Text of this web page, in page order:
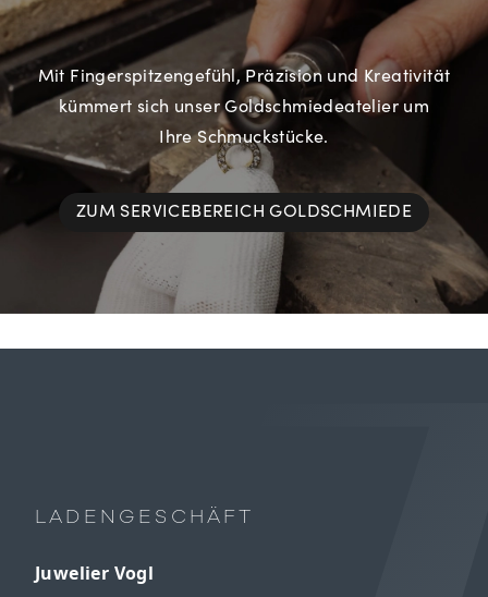
Mit Fingerspitzengefühl, Präzision und Kreativität
kümmert sich unser Goldschmiedeatelier um
Ihre Schmuckstücke.
ZUM SERVICEBEREICH GOLDSCHMIEDE
LADENGESCHÄFT
Juwelier Vogl